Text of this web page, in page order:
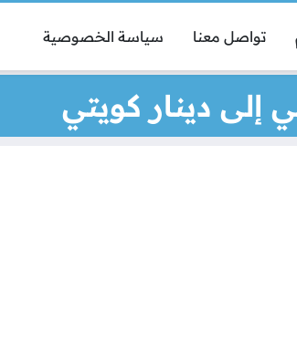
تواصل معنا سياسة الخصوصية
دينار كويتي